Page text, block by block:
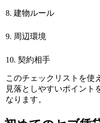
8. 建物ルール
9. 周辺環境
10. 契約相手
このチェックリストを使
見落としやすいポイント
なります。